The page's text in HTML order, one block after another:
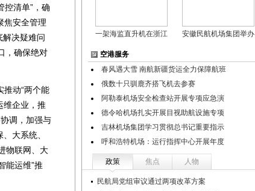
控清单”，确
焦安全管理
解决疑难问
，确保绝对
动“两个能
维企业，推
调，加强与
大系统、
物联网、大
能运维”推
一架海监直升机在浙江 安徽民航机场集团举办
空港服务
春风遇大雪 南航新疆货运全力保障航班
俄数十只驯鹿齐搭飞机去参赛
阿勒泰机场安全检查站开展专项应急演
德令哈机场扎实开展目视助航设施专项
吉林机场集团学习贯彻总书记重要指示
呼和浩特机场：运行指挥中心开展年度
政策 焦点 人物
民航局党组审议通过两项改革方案